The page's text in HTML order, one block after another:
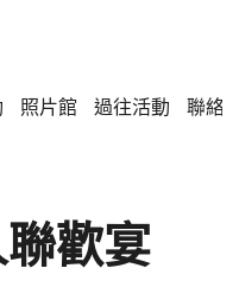
照片館 過往活動 聯絡
歡宴